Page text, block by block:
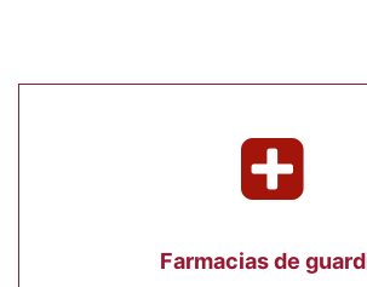
Farmacias de